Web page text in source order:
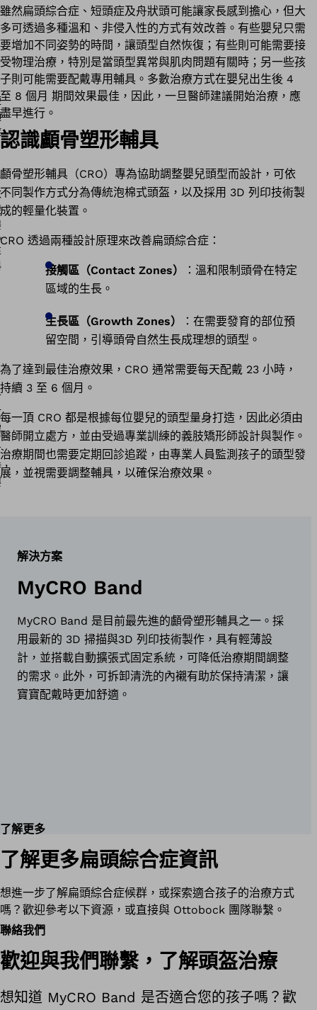
雖然扁頭綜合症、短頭症及舟狀頭可能讓家長感到擔心，但大
多可透過多種溫和、非侵入性的方式有效改善。有些嬰兒只需
要增加不同姿勢的時間，讓頭型自然恢復；有些則可能需要接
受物理治療，特別是當頭型異常與肌肉問題有關時；另一些孩
子則可能需要配戴專用輔具。多數治療方式在嬰兒出生後 4
至 8 個月 期間效果最佳，因此，一旦醫師建議開始治療，應
盡早進行。
認識顱骨塑形輔具
顱骨塑形輔具（CRO）專為協助調整嬰兒頭型而設計，可依
不同製作方式分為傳統泡棉式頭盔，以及採用 3D 列印技術製
成的輕量化裝置。
CRO 透過兩種設計原理來改善扁頭綜合症：
接觸區（Contact Zones）
：溫和限制頭骨在特定
區域的生長。
生長區（Growth Zones）
：在需要發育的部位預
留空間，引導頭骨自然生長成理想的頭型。
為了達到最佳治療效果，CRO 通常需要每天配戴 23 小時，
持續 3 至 6 個月。
每一頂 CRO 都是根據每位嬰兒的頭型量身打造，因此必須由
醫師開立處方，並由受過專業訓練的義肢矯形師設計與製作。
治療期間也需要定期回診追蹤，由專業人員監測孩子的頭型發
展，並視需要調整輔具，以確保治療效果。
解決方案
MyCRO Band
MyCRO Band 是目前最先進的顱骨塑形輔具之一。採
用最新的 3D 掃描與3D 列印技術製作，具有輕薄設
計，並搭載自動擴張式固定系統，可降低治療期間調整
的需求。此外，可拆卸清洗的內襯有助於保持清潔，讓
寶寶配戴時更加舒適。
了解更多
了解更多扁頭綜合症資訊
想進一步了解扁頭綜合症候群，或探索適合孩子的治療方式
嗎？歡迎參考以下資源，或直接與 Ottobock 團隊聯繫。
聯絡我們
歡迎與我們聯繫，了解頭盔治療
想知道 MyCRO Band 是否適合您的孩子嗎？歡